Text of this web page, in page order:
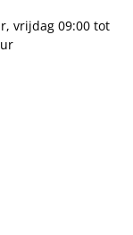
vrijdag 09:00 tot